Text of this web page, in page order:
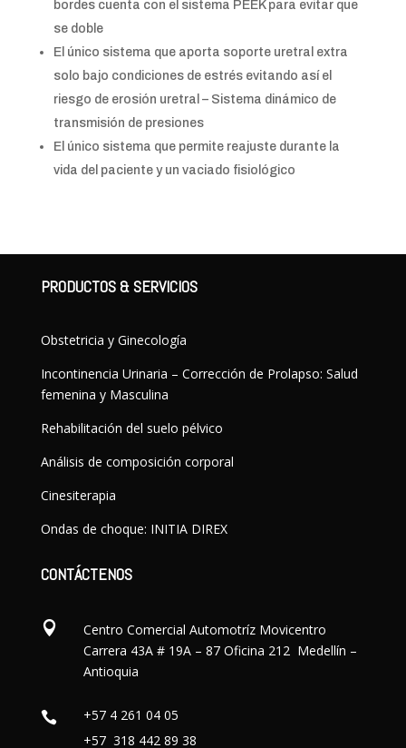
bordes cuenta con el sistema PEEK para evitar que
se doble
El único sistema que aporta soporte uretral extra
solo bajo condiciones de estrés evitando así el
riesgo de erosión uretral – Sistema dinámico de
transmisión de presiones
El único sistema que permite reajuste durante la
vida del paciente y un vaciado fisiológico
PRODUCTOS & SERVICIOS
Obstetricia y Ginecología
Incontinencia Urinaria – Corrección de Prolapso: Salud
femenina y Masculina
Rehabilitación del suelo pélvico
Análisis de composición corporal
Cinesiterapia
Ondas de choque: INITIA DIREX
CONTÁCTENOS

Centro Comercial Automotríz Movicentro
Carrera 43A # 19A – 87 Oficina 212 Medellín –
Antioquia

+57 4 261 04 05
+57 318 442 89 38